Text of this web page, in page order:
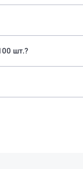
шт.?